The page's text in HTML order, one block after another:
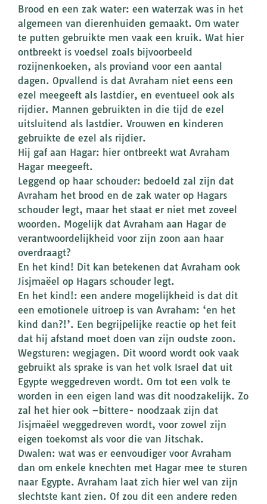
Brood en een zak water: een waterzak was in het
algemeen van dierenhuiden gemaakt. Om water
te putten gebruikte men vaak een kruik. Wat hier
ontbreekt is voedsel zoals bijvoorbeeld
rozijnenkoeken, als proviand voor een aantal
dagen. Opvallend is dat Avraham niet eens een
ezel meegeeft als lastdier, en eventueel ook als
rijdier. Mannen gebruikten in die tijd de ezel
uitsluitend als lastdier. Vrouwen en kinderen
gebruikte de ezel als rijdier.
Hij gaf aan Hagar: hier ontbreekt wat Avraham
Hagar meegeeft.
Leggend op haar schouder: bedoeld zal zijn dat
Avraham het brood en de zak water op Hagars
schouder legt, maar het staat er niet met zoveel
woorden. Mogelijk dat Avraham aan Hagar de
verantwoordelijkheid voor zijn zoon aan haar
overdraagt?
En het kind! Dit kan betekenen dat Avraham ook
Jisjmaëel op Hagars schouder legt.
En het kind!: een andere mogelijkheid is dat dit
een emotionele uitroep is van Avraham: ‘en het
kind dan?!’. Een begrijpelijke reactie op het feit
dat hij afstand moet doen van zijn oudste zoon.
Wegsturen: wegjagen. Dit woord wordt ook vaak
gebruikt als sprake is van het volk Israel dat uit
Egypte weggedreven wordt. Om tot een volk te
worden in een eigen land was dit noodzakelijk. Zo
zal het hier ook –bittere- noodzaak zijn dat
Jisjmaëel weggedreven wordt, voor zowel zijn
eigen toekomst als voor die van Jitschak.
Dwalen: wat was er eenvoudiger voor Avraham
dan om enkele knechten met Hagar mee te sturen
naar Egypte. Avraham laat zich hier wel van zijn
slechtste kant zien. Of zou dit een andere reden